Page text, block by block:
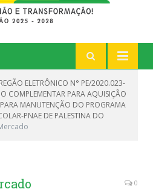
ELETRÔNICO N° PE/2020.023-
COMPLEMENTAR PARA AQUISIÇÃO
MANUTENÇÃO DO PROGRAMA
PNAE DE PALESTINA DO
0